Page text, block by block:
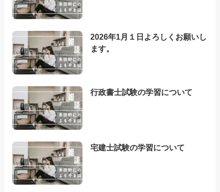
2026年1月１日よろしくお願いし
ます。
行政書士試験の学習について
宅建士試験の学習について